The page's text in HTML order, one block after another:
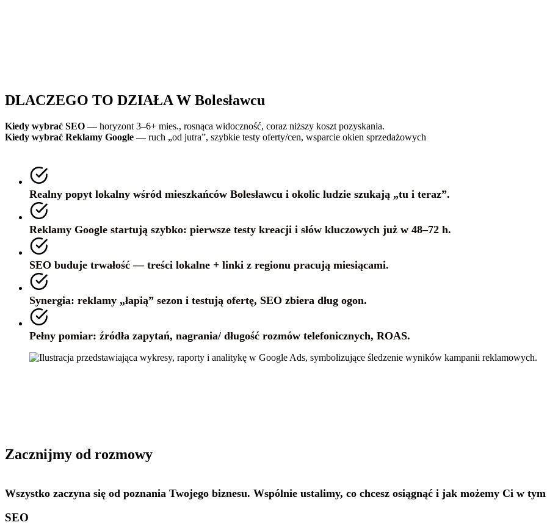
DLACZEGO TO DZIAŁA W Bolesławcu
Kiedy wybrać SEO — horyzont 3–6+ mies., rosnąca widoczność, coraz niższy koszt pozyskania.
Kiedy wybrać Reklamy Google — ruch „od jutra”, szybkie testy oferty/cen, wsparcie okien sprzedażowych
Realny popyt lokalny wśród mieszkańców Bolesławcu i okolic ludzie szukają „tu i teraz”.
Reklamy Google startują szybko: pierwsze testy kreacji i słów kluczowych już w 48–72 h.
SEO buduje trwałość — treści lokalne + linki z regionu pracują miesiącami.
Synergia: reklamy „łapią” sezon i testują ofertę, SEO zbiera dług ogon.
Pełny pomiar: źródła zapytań, nagrania/ długość rozmów telefonicznych, ROAS.
Zacznijmy od rozmowy
Wszystko zaczyna się od poznania Twojego biznesu. Wspólnie ustalimy, co chcesz osiągnąć i jak możemy Ci w
SEO